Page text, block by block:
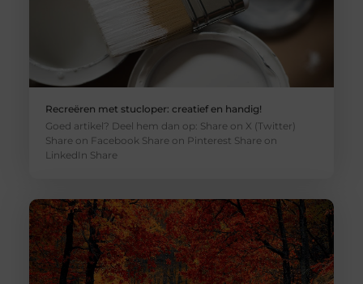
Recreëren met stucloper: creatief en handig!
Goed artikel? Deel hem dan op: Share on X (Twitter)
Share on Facebook Share on Pinterest Share on
LinkedIn Share